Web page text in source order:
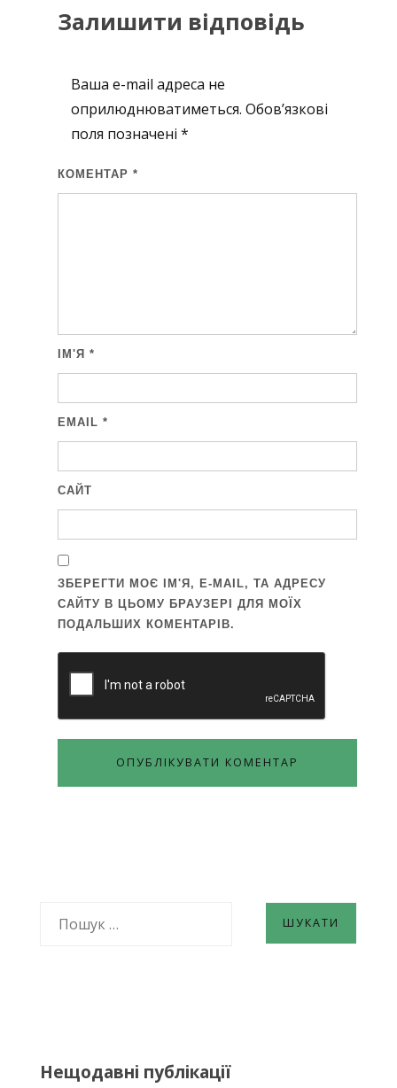
Залишити відповідь
Ваша e-mail адреса не
оприлюднюватиметься. Обов’язкові
поля позначені *
КОМЕНТАР *
ІМ'Я *
EMAIL *
САЙТ
ЗБЕРЕГТИ МОЄ ІМ'Я, E-MAIL, ТА АДРЕСУ
САЙТУ В ЦЬОМУ БРАУЗЕРІ ДЛЯ МОЇХ
ПОДАЛЬШИХ КОМЕНТАРІВ.
Нещодавні публікації